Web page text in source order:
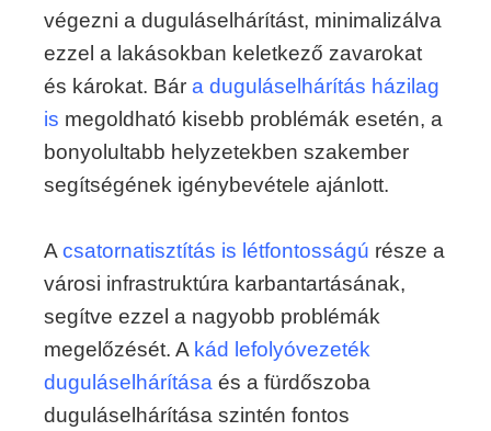
végezni a duguláselhárítást, minimalizálva
ezzel a lakásokban keletkező zavarokat
és károkat. Bár a duguláselhárítás házilag
is megoldható kisebb problémák esetén, a
bonyolultabb helyzetekben szakember
segítségének igénybevétele ajánlott.
A csatornatisztítás is létfontosságú része a
városi infrastruktúra karbantartásának,
segítve ezzel a nagyobb problémák
megelőzését. A kád lefolyóvezeték
duguláselhárítása és a fürdőszoba
duguláselhárítása szintén fontos